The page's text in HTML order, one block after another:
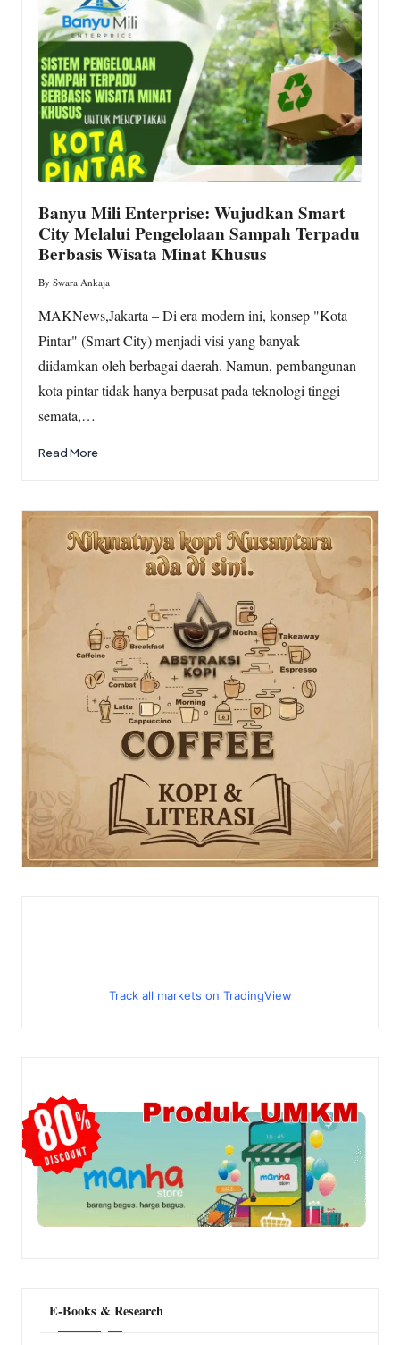
s.
Banyu Mili Enterprise: Wujudkan Smart
City Melalui Pengelolaan Sampah Terpadu
Berbasis Wisata Minat Khusus
Posted
By Swara Ankaja
MAKNews,Jakarta – Di era modern ini, konsep "Kota
Pintar" (Smart City) menjadi visi yang banyak
diidamkan oleh berbagai daerah. Namun, pembangunan
kota pintar tidak hanya berpusat pada teknologi tinggi
semata,…
Read More
Track all markets on TradingView
E-Books & Research